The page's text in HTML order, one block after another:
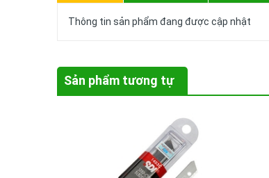
Thông tin sản phẩm đang được cập nhật
Sản phẩm tương tự